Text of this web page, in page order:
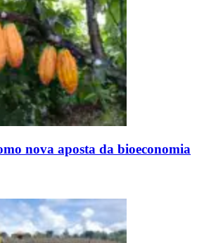
nova aposta da bioeconomia